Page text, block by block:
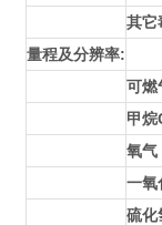
其它
量程及分辨率:
可燃
甲烷
氧气
一氧
硫化